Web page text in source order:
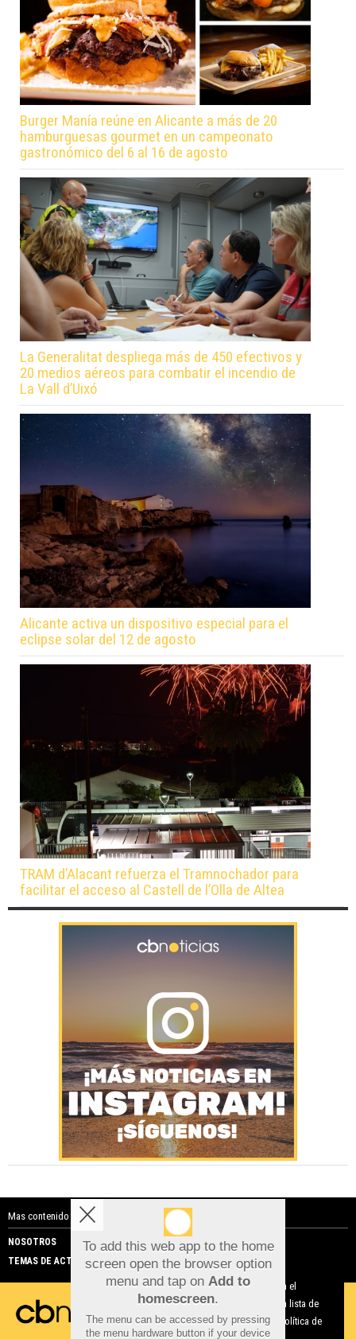
Burger Manía reúne en Alicante a más de 20
hamburguesas gourmet en un campeonato
gastronómico del 6 al 16 de agosto
La Generalitat despliega más de 450 efectivos y
20 medios aéreos para combatir el incendio de
La Vall d’Uixó
Alicante activa un dispositivo especial para el
eclipse solar del 12 de agosto
TRAM d’Alacant refuerza el Tramnochador para
facilitar el acceso al Castell de l’Olla de Altea
Mas contenido de Costa Blanca Noticias:
NOSOTROS
PUBLICIDAD
TEMAS DE ACTUALIDAD
To add this web app to the home
screen open the browser option
menu and tap on Add to
homescreen.
The menu can be accessed by pressing
the menu hardware button if your device
Aviso sobre el Uso de cookies:
Utilizamos cookies nuestras y de terceros para el
funcionamiento del digital. Puedes consultar la lista de
cookies y como desconectarlas. Ver nuestra Política de